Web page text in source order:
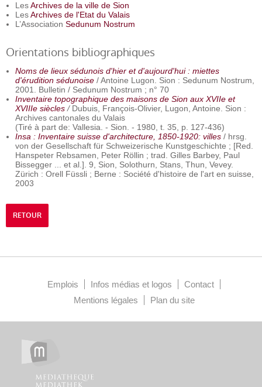
LesArchives de la ville de Sion
LesArchives de l'Etat du Valais
L’Association Sedunum Nostrum
Orientations bibliographiques
Noms de lieux sédunois d'hier et d'aujourd'hui : miettes
d'érudition sédunoise / Antoine Lugon. Sion : Sedunum Nostrum,
2001. Bulletin / Sedunum Nostrum ; n° 70
Inventaire topographique des maisons de Sion aux XVIIe et
XVIIIe siècles / Dubuis, François-Olivier, Lugon, Antoine. Sion :
Archives cantonales du Valais
(Tiré à part de: Vallesia. - Sion. - 1980, t. 35, p. 127-436)
Insa : Inventaire suisse d'architecture, 1850-1920: villes / hrsg.
von der Gesellschaft für Schweizerische Kunstgeschichte ; [Red.
Hanspeter Rebsamen, Peter Röllin ; trad. Gilles Barbey, Paul
Bissegger ... et al.]. 9, Sion, Solothurn, Stans, Thun, Vevey.
Zürich : Orell Füssli ; Berne : Société d'histoire de l'art en suisse,
2003
RETOUR
Emplois Infos médias et logos
Contact
Mentions légales
Plan du site